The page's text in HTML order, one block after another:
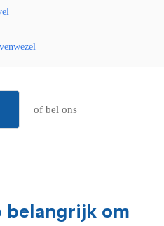
of bel ons
belangrijk om